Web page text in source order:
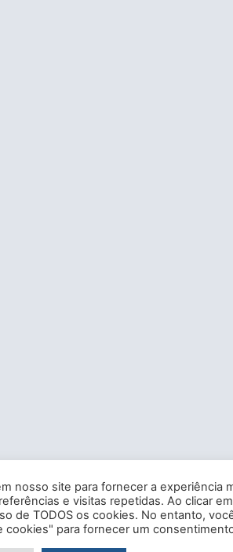
nosso site para fornecer a experiência
e visitas repetidas. Ao clicar
de TODOS os cookies. No entanto,
cookies" para fornecer um